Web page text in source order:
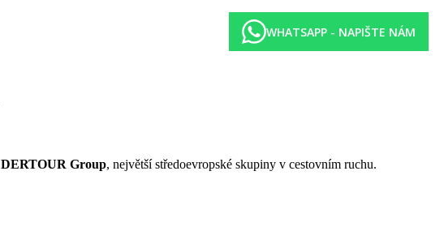
WHATSAPP - NAPIŠTE NÁM
DERTOUR Group, největší středoevropské skupiny v cestovním ruchu.